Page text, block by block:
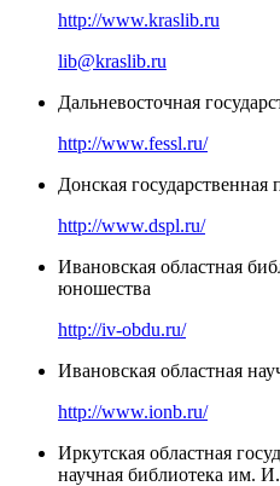
http://www.kraslib.ru
lib@kraslib.ru
Дальневосточная
http://www.fessl.ru/
Донская государственная
http://www.dspl.ru/
Ивановская областная
юношества
http://iv-obdu.ru/
Ивановская областная
http://www.ionb.ru/
Иркутская областная
научная библиотека им.